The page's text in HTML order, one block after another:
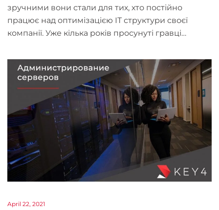
зручними вони стали для тих, хто постійно
працює над оптимізацією ІТ структури своєї
компанії. Уже кілька років просунуті гравці…
April 22, 2021